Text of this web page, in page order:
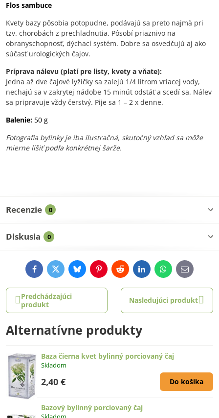
Flos sambuce
Kvety bazy pôsobia potopudne, podávajú sa preto najmä pri
tzv. chorobách z prechladnutia. Pôsobí priaznivo na
obranyschopnosť, dýchací systém. Dobre sa osvedčujú aj ako
súčasť urologických čajov.
Príprava nálevu (platí pre listy, kvety a vňate):
Jedna až dve čajové lyžičky sa zalejú 1/4 litrom vriacej vody,
nechajú sa v zakrytej nádobe 15 minút odstáť a scedí sa. Nálev
sa pripravuje vždy čerstvý. Pije sa 1 – 2 x denne.
Balenie: 50 g
Fotografia bylinky je iba ilustračná, skutočný vzhľad sa môže
mierne líšiť podľa konkrétnej šarže.
Recenzie 0
Diskusia 0
FacebookTwitterBlueskyPinterestRedditLinkedInWhatsApp
E-
mail
Predchádzajúci
produkt
Nasledujúci produkt
Alternatívne produkty
Baza čierna kvet bylinný porciovaný čaj
Skladom
2,40 € Do košíka
Bazový bylinný porciovaný čaj